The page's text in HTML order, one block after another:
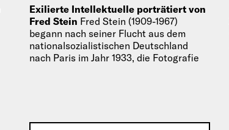
Exilierte Intellektuelle porträtiert von
Fred Stein Fred Stein (1909-1967)
begann nach seiner Flucht aus dem
nationalsozialistischen Deutschland
nach Paris im Jahr 1933, die Fotografie